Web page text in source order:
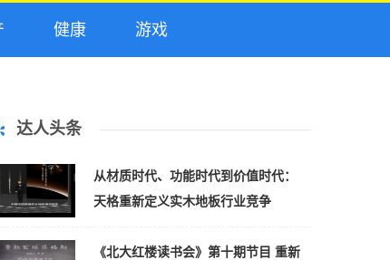
健康 游戏
达人头条
从材质时代、功能时代到价值时代：
天格重新定义实木地板行业竞争
《北大红楼读书会》第十期节目 重新